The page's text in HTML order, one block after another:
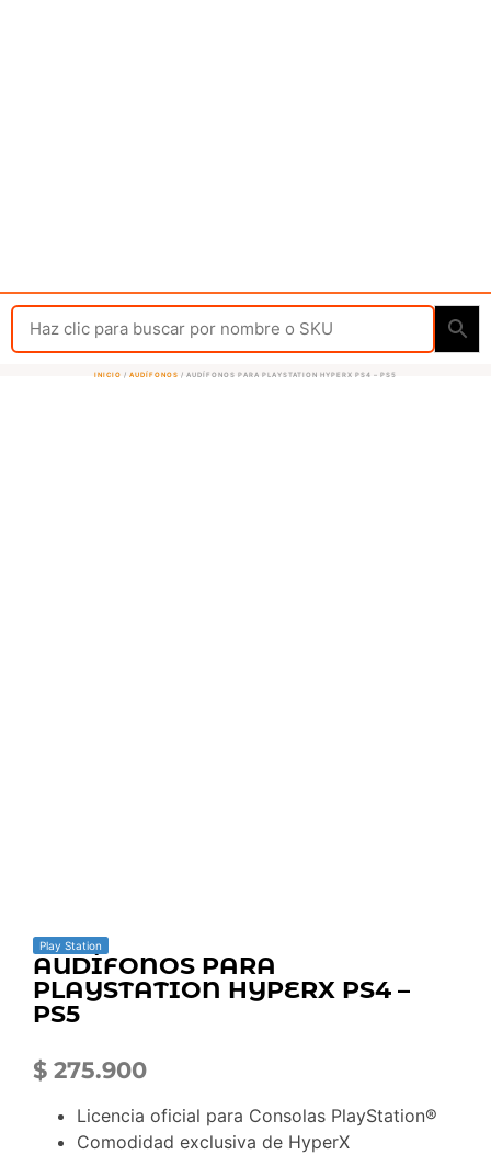
INICIO / AUDÍFONOS / AUDÍFONOS PARA PLAYSTATION HYPERX PS4 – PS5
Play Station
AUDÍFONOS PARA
PLAYSTATION HYPERX PS4 –
PS5
$ 275.900
Licencia oficial para Consolas PlayStation®
Comodidad exclusiva de HyperX